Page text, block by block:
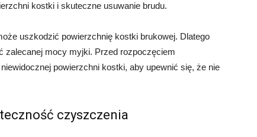
kostki i skuteczne usuwanie brudu.
uszkodzić powierzchnię kostki brukowej. Dlatego
zalecanej mocy myjki. Przed rozpoczęciem
powierzchni kostki, aby upewnić się, że nie
czyszczenia